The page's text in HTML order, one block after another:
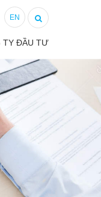
EN
TY ĐẦU TƯ